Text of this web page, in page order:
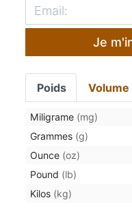
Je
Poids Volume
Miligrame (mg)
Grammes (g)
Ounce (oz)
Pound (lb)
Kilos (kg)